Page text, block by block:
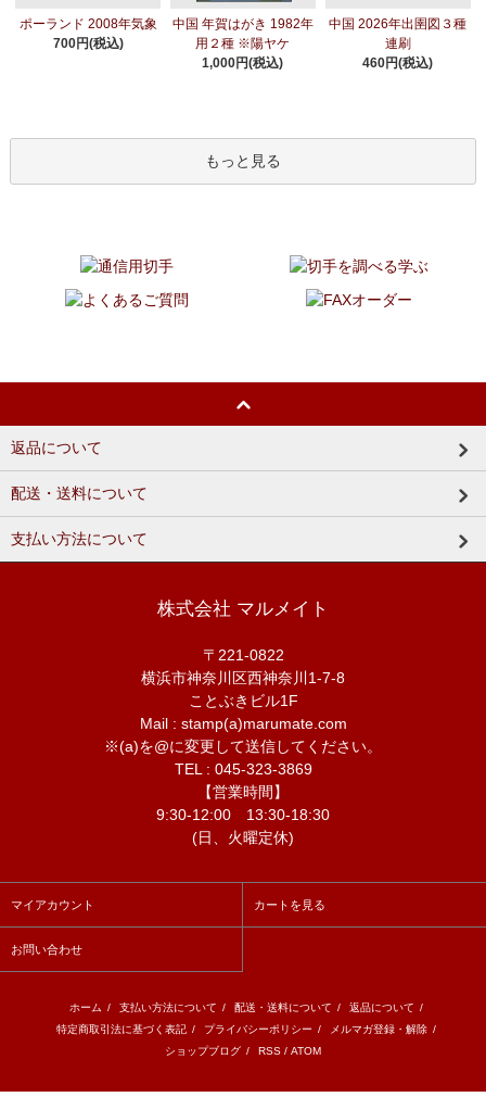
ポーランド 2008年気象
700円(税込)
中国 年賀はがき 1982年
用２種 ※陽ヤケ
1,000円(税込)
中国 2026年出圉図３種
連刷
460円(税込)
もっと見る
返品について
配送・送料について
支払い方法について
株式会社 マルメイト
〒221-0822
横浜市神奈川区西神奈川1-7-8
ことぶきビル1F
Mail : stamp(a)marumate.com
※(a)を@に変更して送信してください。
TEL : 045-323-3869
【営業時間】
9:30-12:00 13:30-18:30
(日、火曜定休)
マイアカウント カートを見る
お問い合わせ
ホーム / 支払い方法について / 配送・送料について / 返品について /
特定商取引法に基づく表記 / プライバシーポリシー / メルマガ登録・解除 /
ショップブログ / RSS / ATOM